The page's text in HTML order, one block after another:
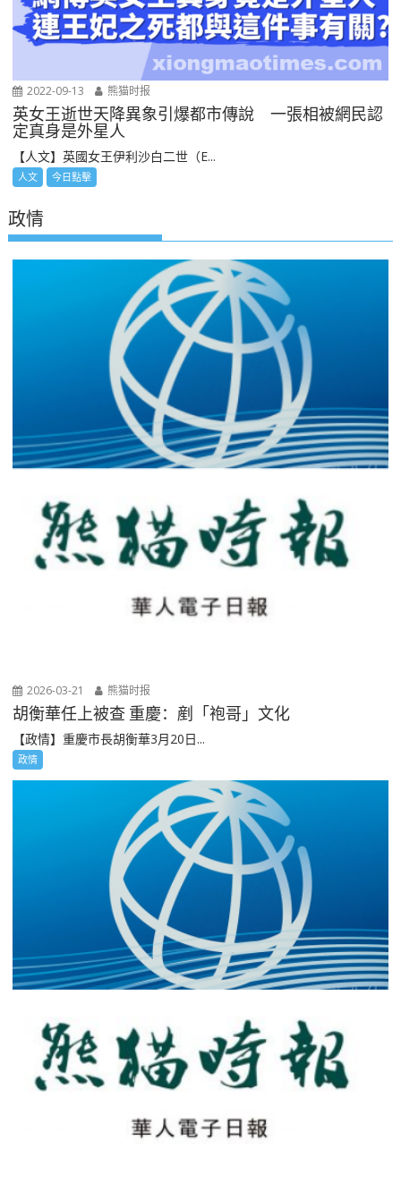
2022-09-13 熊猫时报
英女王逝世天降異象引爆都市傳說 一張相被網民認
定真身是外星人
【人文】英國女王伊利沙白二世（E...
人文 今日點擊
政情
2026-03-21 熊猫时报
胡衡華任上被查 重慶：剷「袍哥」文化
【政情】重慶市長胡衡華3月20日...
政情